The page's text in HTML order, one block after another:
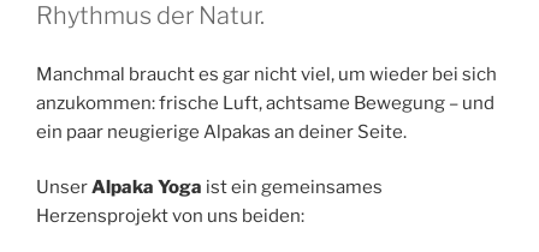
Rhythmus der Natur.
Manchmal braucht es gar nicht viel, um wieder bei sich
anzukommen: frische Luft, achtsame Bewegung – und
ein paar neugierige Alpakas an deiner Seite.
UnserAlpaka Yoga ist ein gemeinsames
Herzensprojekt von uns beiden: